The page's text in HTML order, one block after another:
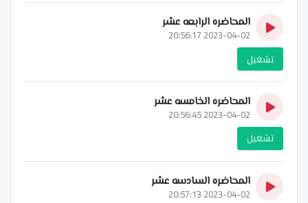
المحاضره الرابعه عشر
2023-04-02 20:56:17
تشغيل
المحاضره الخامسه عشر
2023-04-02 20:56:45
تشغيل
المحاضره السادسه عشر
2023-04-02 20:57:13